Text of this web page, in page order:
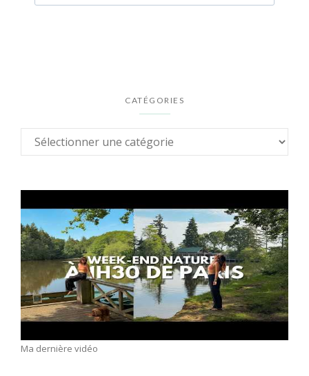
CATÉGORIES
Ma dernière vidéo